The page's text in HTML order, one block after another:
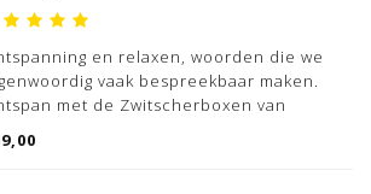
en relaxen, woorden die we
vaak bespreekbaar maken.
met de Zwitscherboxen van
beschikbaar.